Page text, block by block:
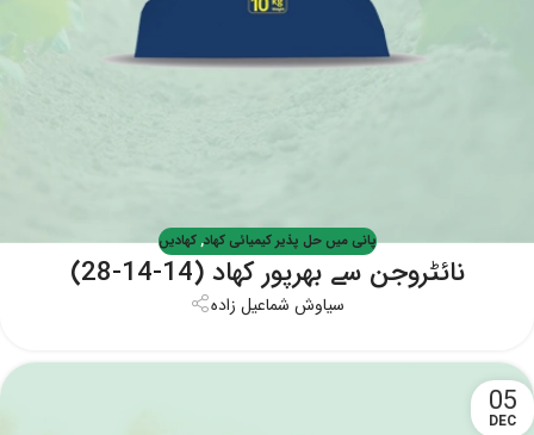
پانی میں حل پذیر کیمیائی کھاد,کھادیں
نائٹروجن سے بھرپور کھاد (14-14-28)
سیاوش شماعیل زاده
05
DEC